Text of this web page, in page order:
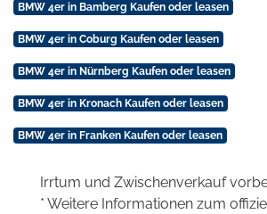
BMW 4er in Bamberg Kaufen oder leasen
BMW 4er in Coburg Kaufen oder leasen
BMW 4er in Nürnberg Kaufen oder leasen
BMW 4er in Kronach Kaufen oder leasen
BMW 4er in Franken Kaufen oder leasen
Irrtum und Zwischenverkauf
* Weitere Informationen zum